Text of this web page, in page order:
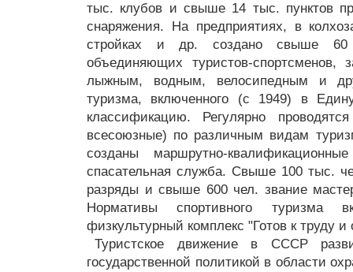
тыс. клубов и свыше 14 тыс. пунктов
снаряжения. На предприятиях, в
стройках и др. создано свыше 60
объединяющих туристов-
лыжным, водным, велосипедным и
туризма, включенного (с 1949) в
классификацию. Регулярно
всесоюзные) по различным видам
созданы маршрутно-
спасательная служба. Свыше 100 тыс.
разряды и свыше 600 чел. звание
Нормативы спортивного туризма
физкультурный комплекс "Готов к труду
Туристское движение в СССР
государственной политикой в области